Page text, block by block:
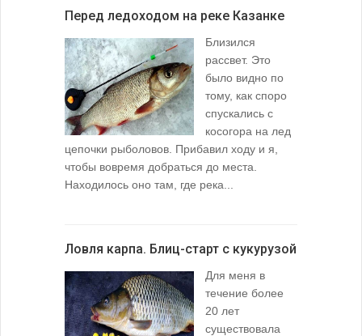
Перед ледоходом на реке Казанке
Близился
рассвет. Это
было видно по
тому, как споро
спускались с
косогора на лед
цепочки рыболовов. Прибавил ходу и я,
чтобы вовремя добраться до места.
Находилось оно там, где река...
Ловля карпа. Блиц-старт с кукурузой
Для меня в
течение более
20 лет
существовала